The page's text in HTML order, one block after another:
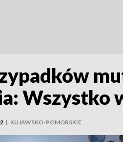
Wszystko
| KUJAWSKO-POMORSKIE